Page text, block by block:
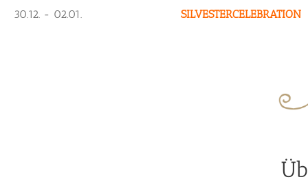
30.12. - 02.01. SILVESTERCELEBRATION